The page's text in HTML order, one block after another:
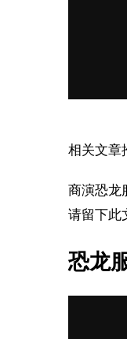
相关文章
商演恐龙
请留下此
恐龙